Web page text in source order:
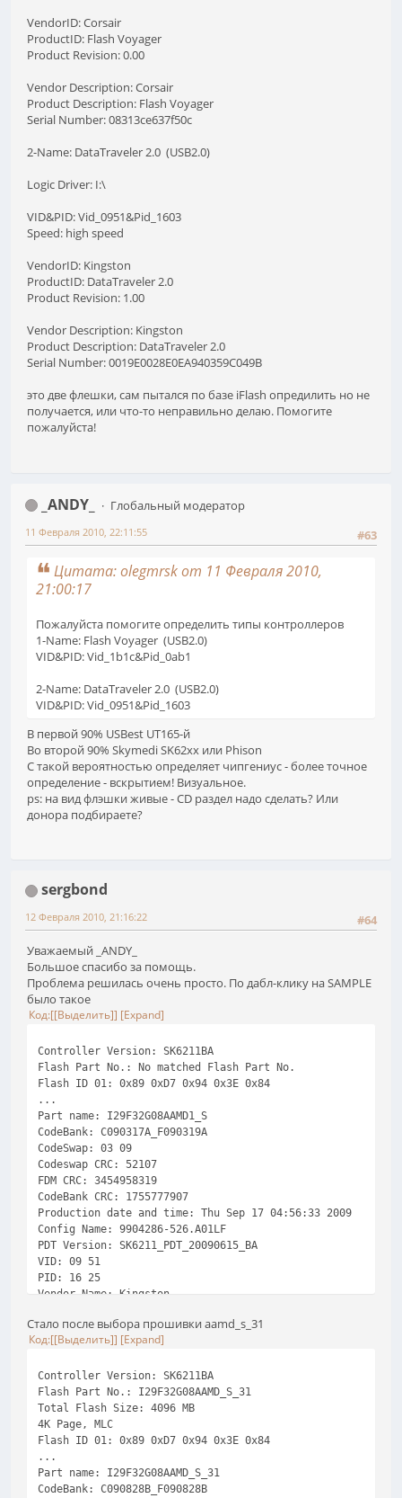
VendorID: Corsair
ProductID: Flash Voyager
Product Revision: 0.00
Vendor Description: Corsair
Product Description: Flash Voyager
Serial Number: 08313ce637f50c
2-Name: DataTraveler 2.0 (USB2.0)
Logic Driver: I:\
VID&PID: Vid_0951&Pid_1603
Speed: high speed
VendorID: Kingston
ProductID: DataTraveler 2.0
Product Revision: 1.00
Vendor Description: Kingston
Product Description: DataTraveler 2.0
Serial Number: 0019E0028E0EA940359C049B
это две флешки, сам пытался по базе iFlash опредилить но не
получается, или что-то неправильно делаю. Помогите
пожалуйста!
_ANDY_
Глобальный модератор
#63
11 Февраля 2010, 22:11:55
Цитата: olegmrsk от 11 Февраля 2010,
21:00:17
Пожалуйста помогите определить типы контроллеров
1-Name: Flash Voyager (USB2.0)
VID&PID: Vid_1b1c&Pid_0ab1
2-Name: DataTraveler 2.0 (USB2.0)
VID&PID: Vid_0951&Pid_1603
В первой 90% USBest UT165-й
Во второй 90% Skymedi SK62xx или Phison
С такой вероятностью определяет чипгениус - более точное
определение - вскрытием! Визуальное.
ps: на вид флэшки живые - CD раздел надо сделать? Или
донора подбираете?
sergbond
#64
12 Февраля 2010, 21:16:22
Уважаемый _ANDY_
Большое спасибо за помощь.
Проблема решилась очень просто. По дабл-клику на SAMPLE
было такое
Код [Выделить] Expand
Controller Version: SK6211BA
Flash Part No.: No matched Flash Part No.
Flash ID 01: 0x89 0xD7 0x94 0x3E 0x84
...
Part name: I29F32G08AAMD1_S
CodeBank: C090317A_F090319A
CodeSwap: 03 09
Codeswap CRC: 52107
FDM CRC: 3454958319
CodeBank CRC: 1755777907
Production date and time: Thu Sep 17 04:56:33 2009
Config Name: 9904286-526.A01LF
PDT Version: SK6211_PDT_20090615_BA
VID: 09 51
PID: 16 25
Vendor Name: Kingston
Revision: 1.00
Serial Number: 000FEAFD3EAEA99117630085
Plane(s): 2
Internal Interleave: Disable
External Interleave: Disable
tRc/tWc: 33.33 ns (30 Mhz)
Max Current: 256 mA
Real Density: (0 MB)
Error Code: 255 255
Product Line: 65535
Стало после выбора прошивки aamd_s_31
Код [Выделить] Expand
Controller Version: SK6211BA
Flash Part No.: I29F32G08AAMD_S_31
Total Flash Size: 4096 MB
4K Page, MLC
Flash ID 01: 0x89 0xD7 0x94 0x3E 0x84
...
Part name: I29F32G08AAMD_S_31
CodeBank: C090828B_F090828B